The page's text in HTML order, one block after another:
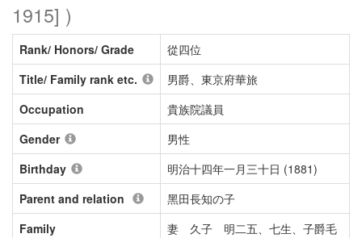
1915] )
Rank/ Honors/ Grade
從四位
Title/ Family rank etc.
男爵、東京府華旅
Occupation
貴族院議員
Gender
男性
Birthday
明治十四年一月三十日 (1881)
Parent and relation
黑田長知の子
Family
妻 久子 明二五、七生、子爵毛